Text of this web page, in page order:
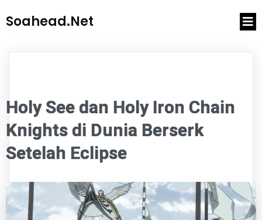
Soahead.net
Holy See dan Holy Iron Chain
Knights di Dunia Berserk
Setelah Eclipse